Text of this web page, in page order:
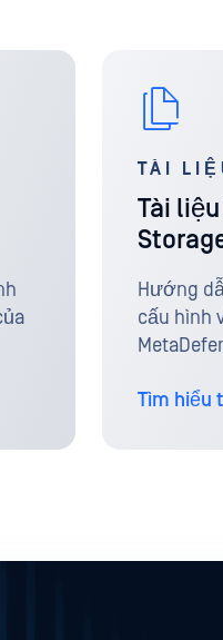
TÀI
Tài
Hướng
cấu hình
Tìm hiểu